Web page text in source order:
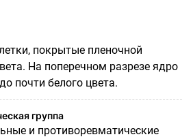
покрытые пленочной
На поперечном разрезе ядро
почти белого цвета.
группа
и противоревматические